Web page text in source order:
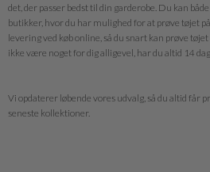
det, der passer bedst til din garderobe. Du kan
butikker, hvor du har mulighed for at prøve tøjet
levering ved køb online, så du snart kan prøve
ikke være noget for dig alligevel, har du altid 14
Vi opdaterer løbende vores udvalg, så du altid får
seneste kollektioner.